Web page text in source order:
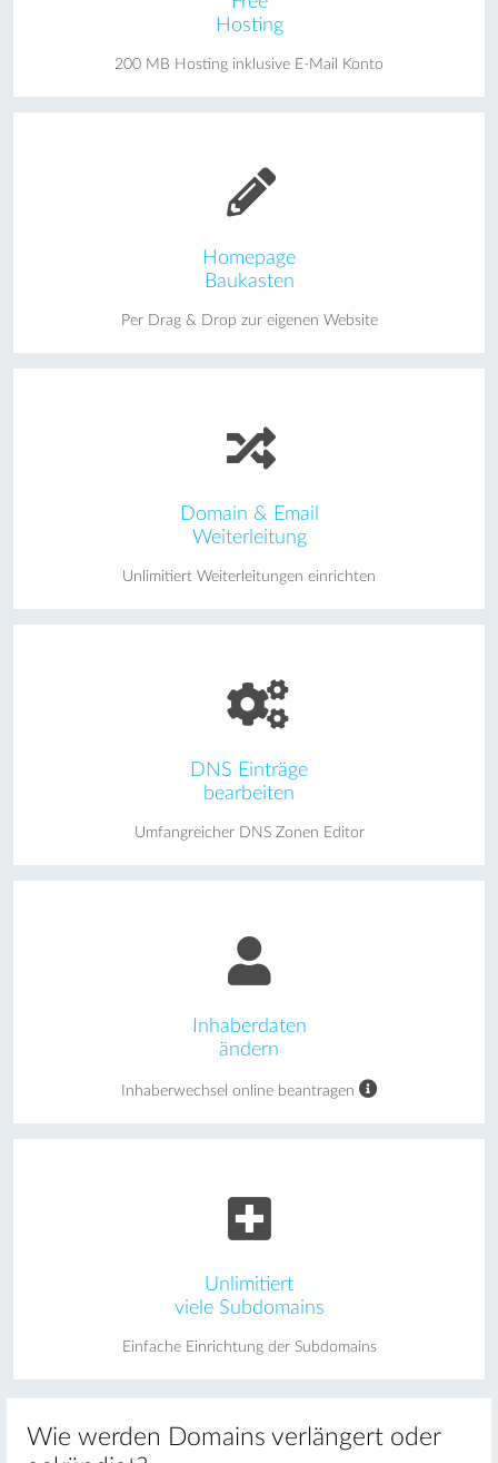
Hosting
200 MB Hosting inklusive E-Mail Konto
Homepage
Baukasten
Per Drag & Drop zur eigenen Website
Domain & Email
Weiterleitung
Unlimitiert Weiterleitungen einrichten
DNS Einträge
bearbeiten
Umfangreicher DNS Zonen Editor
Inhaberdaten
ändern
Inhaberwechsel online beantragen
Unlimitiert
viele Subdomains
Einfache Einrichtung der Subdomains
Wie werden Domains verlängert oder